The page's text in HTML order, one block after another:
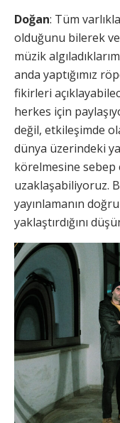
Doğan: Tüm
olduğunu bilerek ve
müzik
anda yaptığımız
fikirleri
herkes için
değil, etkileşimde
dünya üzerindeki
körelmesine
uzaklaşabiliyoruz.
yayınlamanın
yaklaştırdığını